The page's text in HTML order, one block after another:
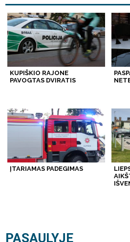
KUPIŠKIO RAJONE
PAVOGTAS DVIRATIS
ĮTARIAMAS PADEGIMAS
PASAULYJE